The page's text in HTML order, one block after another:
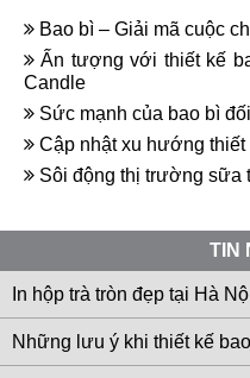
Bao bì – Giải mã cuộc
Ấn tượng với thiết kế
Candle
Sức mạnh của bao bì
Cập nhật xu hướng
Sôi động thị trường sữa
TIN
In hộp trà tròn đẹp tại Hà
Những lưu ý khi thiết kế